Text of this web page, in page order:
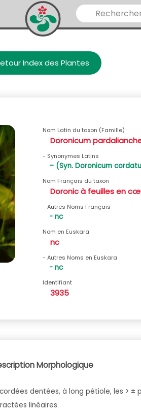
Index des Plantes
Nom Latin du taxon (Famille)
Doronicum
- Synonymes Latins
– (Syn. Doronicum
Nom Français du taxon
Doronic à feuilles en
- Autres Noms Français
- nc
Nom en Euskara
nc
- Autres Noms en Euskara
- nc
Identifiant
3935
Morphologique
dentées, à long pétiole, les >
linéaires